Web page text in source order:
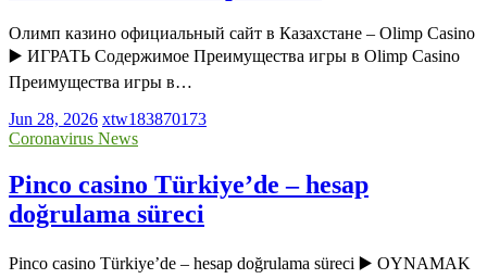
Олимп казино официальный сайт в Казахстане – Olimp Casino
▶️ ИГРАТЬ Содержимое Преимущества игры в Olimp Casino
Преимущества игры в…
Jun 28, 2026 xtw183870173
Coronavirus News
Pinco casino Türkiye’de – hesap
doğrulama süreci
Pinco casino Türkiye’de – hesap doğrulama süreci ▶️ OYNAMAK